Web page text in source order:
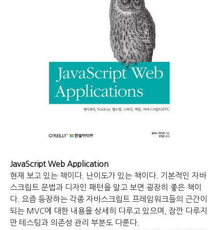
JavaScript Web Application
현재 보고 있는 책이다. 난이도가 있는 책이다. 기본적인 자바
스크립트 문법과 디자인 패턴을 알고 보면 굉장히 좋은 책이
다. 요즘 등장하는 각종 자바스크립트 프레임워크들의 근간이
되는 MVC에 대한 내용을 상세히 다루고 있으며, 잠깐 다루지
만 테스팅과 의존성 관리 부분도 다룬다.